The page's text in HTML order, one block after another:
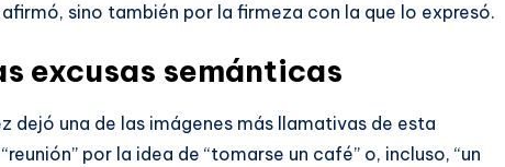
sino también por la firmeza con la que lo expresó.
excusas semánticas
dejó una de las imágenes más llamativas de esta
por la idea de “tomarse un café” o, incluso, “un